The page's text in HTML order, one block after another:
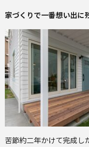
家づくりで一番想い出に
苦節約二年かけて完成し